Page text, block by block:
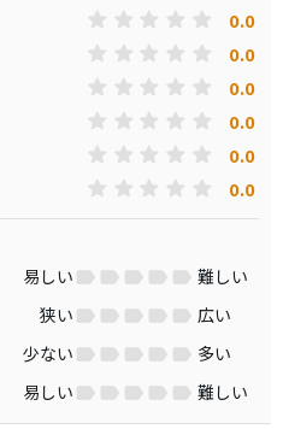
0.0
0.0
0.0
0.0
0.0
0.0
易しい
難しい
狭い
広い
少ない
多い
易しい 難しい